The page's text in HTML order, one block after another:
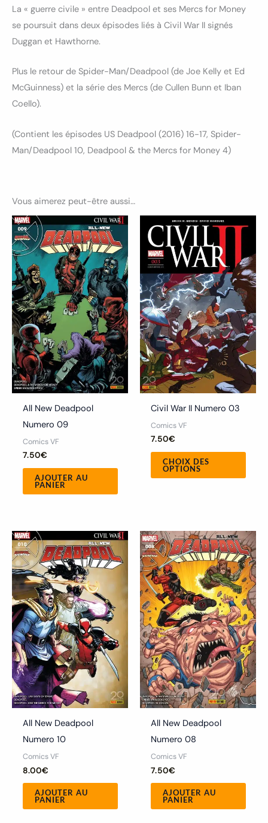
La « guerre civile » entre Deadpool et ses Mercs for Money
se poursuit dans deux épisodes liés à Civil War II signés
Duggan et Hawthorne.
Plus le retour de Spider-Man/Deadpool (de Joe Kelly et Ed
McGuinness) et la série des Mercs (de Cullen Bunn et Iban
Coello).
(Contient les épisodes US Deadpool (2016) 16-17, Spider-
Man/Deadpool 10, Deadpool & the Mercs for Money 4)
Vous aimerez peut-être aussi…
All New Deadpool
Numero 09
Comics VF
7.50€
AJOUTER AU
PANIER
Civil War II Numero 03
Comics VF
7.50€
CHOIX DES
OPTIONS
Ce
a
Les
être
sur
All New Deadpool
Numero 10
Comics VF
8.00€
AJOUTER AU
PANIER
All New Deadpool
Numero 08
Comics VF
7.50€
AJOUTER AU
PANIER